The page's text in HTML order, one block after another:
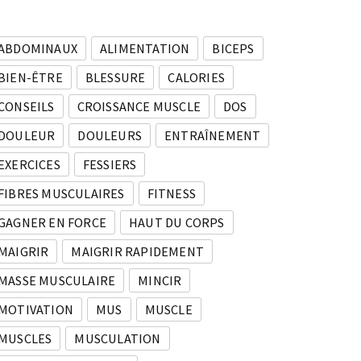
ALIMENTATION
BICEPS
ÊTRE
BLESSURE
CALORIES
CROISSANCE MUSCLE
DOS
DOULEURS
ENTRAÎNEMENT
FESSIERS
MUSCULAIRES
FITNESS
EN FORCE
HAUT DU CORPS
MAIGRIR RAPIDEMENT
MUSCULAIRE
MINCIR
MUS
MUSCLE
MUSCULATION